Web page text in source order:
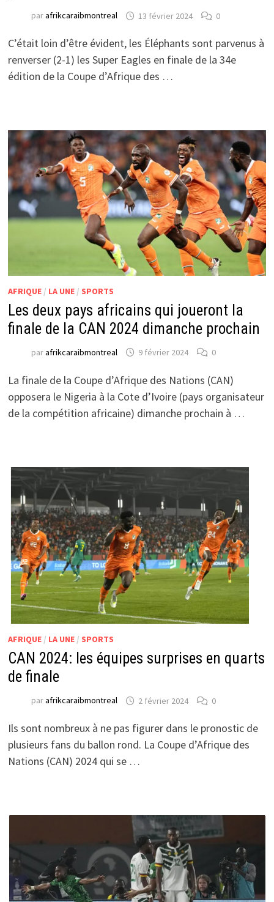
parafrikcaraibmontreal 13 février 2024 0
C’était loin d’être évident, les Éléphants sont parvenus à
renverser (2-1) les Super Eagles en finale de la 34e
édition de la Coupe d’Afrique des …
AFRIQUE/ LA UNE/ SPORTS
Les deux pays africains qui joueront la
finale de la CAN 2024 dimanche prochain
parafrikcaraibmontreal 9 février 2024 0
La finale de la Coupe d’Afrique des Nations (CAN)
opposera le Nigeria à la Cote d’Ivoire (pays organisateur
de la compétition africaine) dimanche prochain à …
AFRIQUE/ LA UNE/ SPORTS
CAN 2024: les équipes surprises en quarts
de finale
parafrikcaraibmontreal 2 février 2024 0
Ils sont nombreux à ne pas figurer dans le pronostic de
plusieurs fans du ballon rond. La Coupe d’Afrique des
Nations (CAN) 2024 qui se …